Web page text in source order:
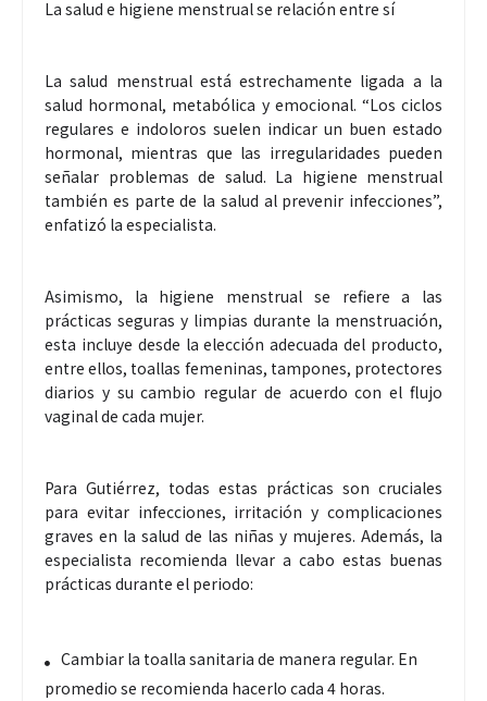
La salud e higiene menstrual se relación entre sí
La salud menstrual está estrechamente ligada a la
salud hormonal, metabólica y emocional. “Los ciclos
regulares e indoloros suelen indicar un buen estado
hormonal, mientras que las irregularidades pueden
señalar problemas de salud. La higiene menstrual
también es parte de la salud al prevenir infecciones”,
enfatizó la especialista.
Asimismo, la higiene menstrual se refiere a las
prácticas seguras y limpias durante la menstruación,
esta incluye desde la elección adecuada del producto,
entre ellos, toallas femeninas, tampones, protectores
diarios y su cambio regular de acuerdo con el flujo
vaginal de cada mujer.
Para Gutiérrez, todas estas prácticas son cruciales
para evitar infecciones, irritación y complicaciones
graves en la salud de las niñas y mujeres. Además, la
especialista recomienda llevar a cabo estas buenas
prácticas durante el periodo:
Cambiar la toalla sanitaria de manera regular. En
promedio se recomienda hacerlo cada 4 horas.